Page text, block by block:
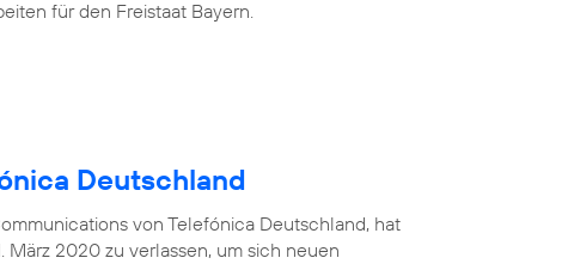
für den Freistaat Bayern.
Deutschland
von Telefónica Deutschland, hat
2020 zu verlassen, um sich neuen